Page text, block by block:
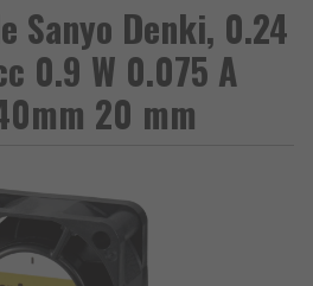
Sanyo Denki, 0.24
0.9 W 0.075 A
20 mm